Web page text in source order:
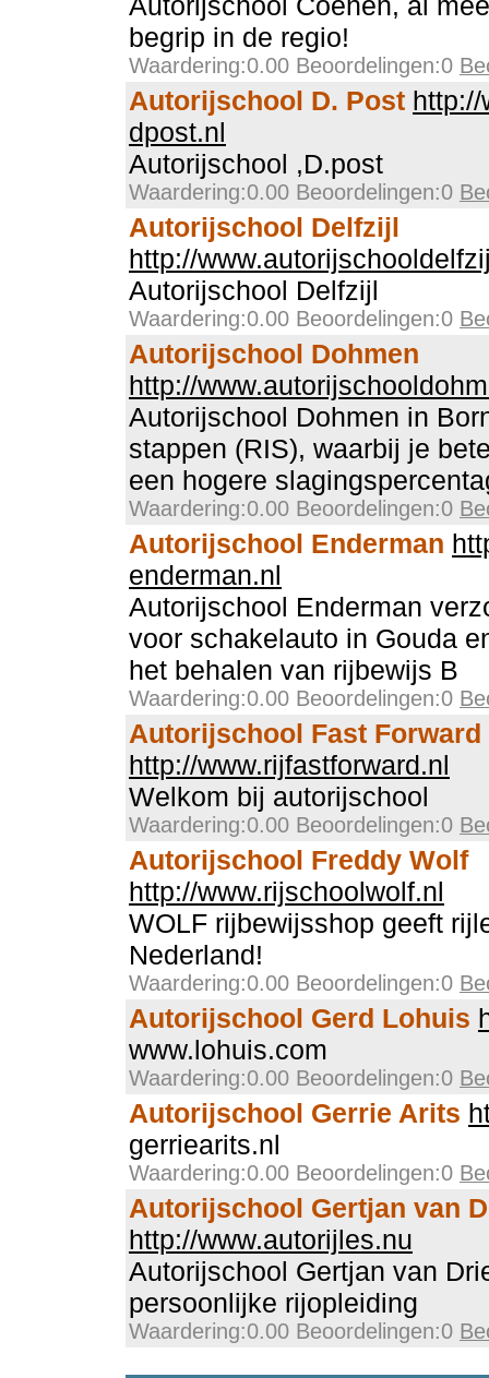
begrip in de regio!
Waardering:0.00 Beoordelingen:0
Autorijschool D. Post http://
dpost.nl
Autorijschool ,D.post
Waardering:0.00 Beoordelingen:0
Autorijschool Delfzijl
http://
Autorijschool Delfzijl
Waardering:0.00 Beoordelingen:0
Autorijschool Dohmen
http://
Autorijschool Dohmen in
stappen (RIS), waarbij je
een hogere
Waardering:0.00 Beoordelingen:0
Autorijschool Enderman
enderman.nl
Autorijschool Enderman
voor schakelauto in Gouda
het behalen van rijbewijs B
Waardering:0.00 Beoordelingen:0
Autorijschool Fast Forward
http://www.rijfastforward.nl
Welkom bij autorijschool
Waardering:0.00 Beoordelingen:0
Autorijschool Freddy Wolf
http://www.rijschoolwolf.nl
WOLF rijbewijsshop geeft
Nederland!
Waardering:0.00 Beoordelingen:0
Autorijschool Gerd Lohuis
www.lohuis.com
Waardering:0.00 Beoordelingen:0
Autorijschool Gerrie Arits
gerriearits.nl
Waardering:0.00 Beoordelingen:0
Autorijschool Gertjan van
http://www.autorijles.nu
Autorijschool Gertjan van
persoonlijke rijopleiding
Waardering:0.00 Beoordelingen:0